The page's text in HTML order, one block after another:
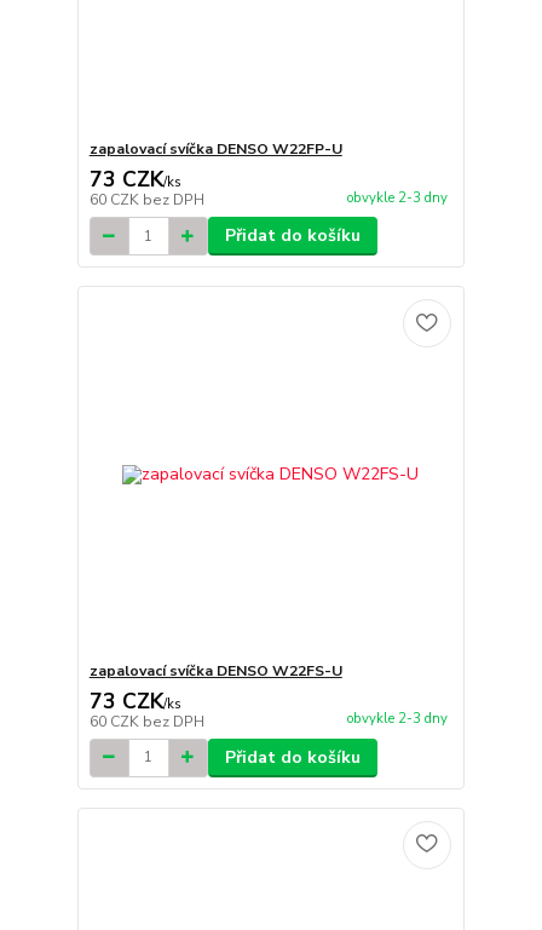
zapalovací svíčka DENSO W22FP-U
73 CZK/ks
60 CZK bez DPH obvykle 2-3 dny
Přidat do košíku
zapalovací svíčka DENSO W22FS-U
73 CZK/ks
60 CZK bez DPH obvykle 2-3 dny
Přidat do košíku